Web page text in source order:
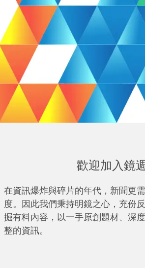
歡迎加入鏡
在資訊爆炸與碎片的年代，新聞更
度。因此我們秉持明鏡之心，充份
掘有料內容，以一手原創題材、深
整的資訊。